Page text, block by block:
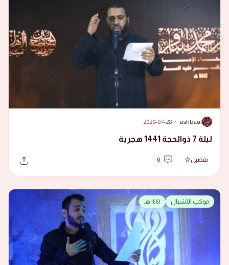
A
ashbaal
·
2020-07-28
ليلة 7 ذوالحجة 1441 هجرية
تفضيل 0
موكب الأشبال ١٤٤١ هـ